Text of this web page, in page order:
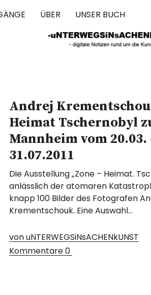
ÜBER UNSER BUCH
IN
Andrej
Heimat Tschernobyl
Mannheim vom 20.03.
31.07.2011
Die Ausstellung „Zone – Heimat.
anlässlich der atomaren
knapp 100 Bilder des Fotografen
Krementschouk. Eine Auswahl…
von uNTERWEGSiNsACHENkUNST
Kommentare0